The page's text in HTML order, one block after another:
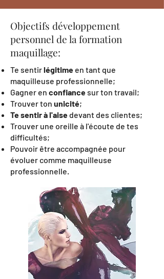
Objectifs développement
personnel de la formation
maquillage:
Te sentirlégitime en tant que
maquilleuse professionnelle;
Gagner en confiance sur ton travail;
Trouver ton unicité;
Te sentir à l'aisedevant des clientes;
Trouver une oreille à l'écoute de tes
difficultés;
Pouvoir être accompagnée pour
évoluer comme maquilleuse
professionnelle.